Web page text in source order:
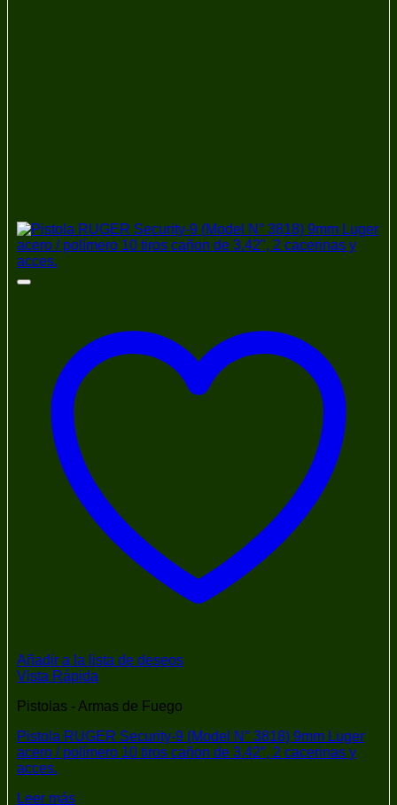
Añadir a la lista de deseos
Vista Rápida
Pistolas - Armas de Fuego
Pistola RUGER Security-9 (Model N° 3818) 9mm Luger
acero / polímero 10 tiros cañon de 3.42″, 2 cacerinas y
acces.
Leer más